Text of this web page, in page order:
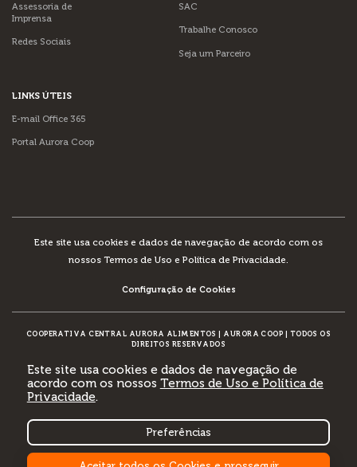
Assessoria de
Imprensa
Redes Sociais
SAC
Trabalhe Conosco
Seja um Parceiro
LINKS ÚTEIS
E-mail Office 365
Portal Aurora Coop
Este site usa cookies e dados de navegação de acordo com os
nossos Termos de Uso e Política de Privacidade.
Configuração de Cookies
COOPERATIVA CENTRAL AURORA ALIMENTOS AURORA COOP
TODOS OS
DIREITOS RESERVADOS
DESENVOLVIMENTO:
Este site usa cookies e dados de navegação de
acordo com os nossos Termos de Uso e Política de
Privacidade.
Preferências